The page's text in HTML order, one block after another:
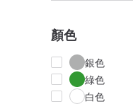
顏色
銀色
綠色
白色